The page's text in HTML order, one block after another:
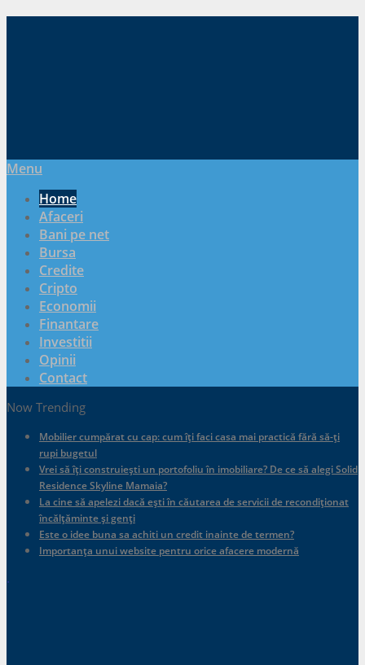
Menu
Home
Afaceri
Bani pe net
Bursa
Credite
Cripto
Economii
Finantare
Investitii
Opinii
Contact
Now Trending
Mobilier cumpărat cu cap: cum îți faci casa mai practică fără să-ți
rupi bugetul
Vrei să îți construiești un portofoliu în imobiliare? De ce să alegi Solid
Residence Skyline Mamaia?
La cine să apelezi dacă ești în căutarea de servicii de recondiționat
încălțăminte și genți
Este o idee buna sa achiti un credit inainte de termen?
Importanța unui website pentru orice afacere modernă
.